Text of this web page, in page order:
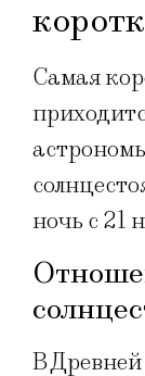
Самая
ночь с 21
В